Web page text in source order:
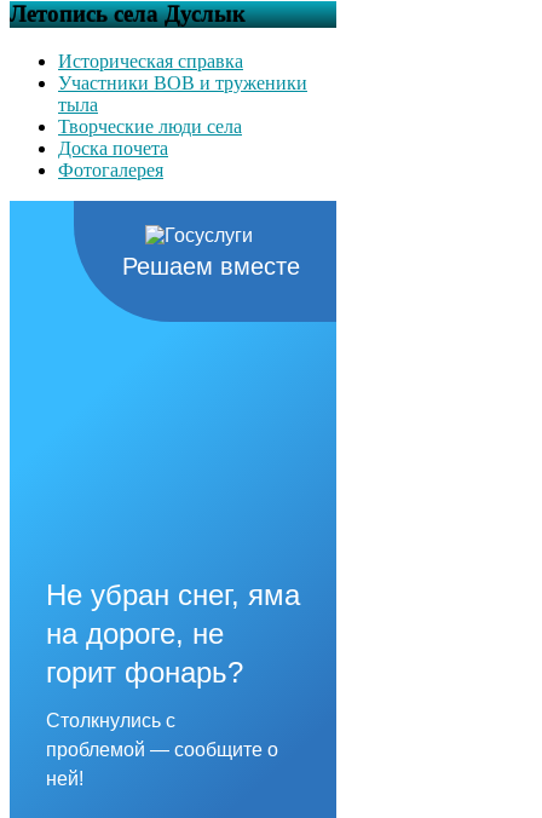
Летопись села Дуслык
Историческая справка
Участники ВОВ и труженики
тыла
Творческие люди села
Доска почета
Фотогалерея
Решаем вместе
Не убран снег, яма
на дороге, не
горит фонарь?
Столкнулись с
проблемой — сообщите о
ней!